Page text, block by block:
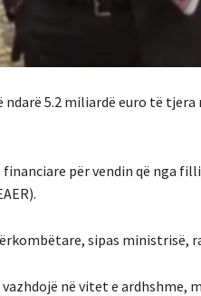
5.2 miliardë euro të
për vendin që nga
sipas ministrisë,
në vitet e ardhshme,